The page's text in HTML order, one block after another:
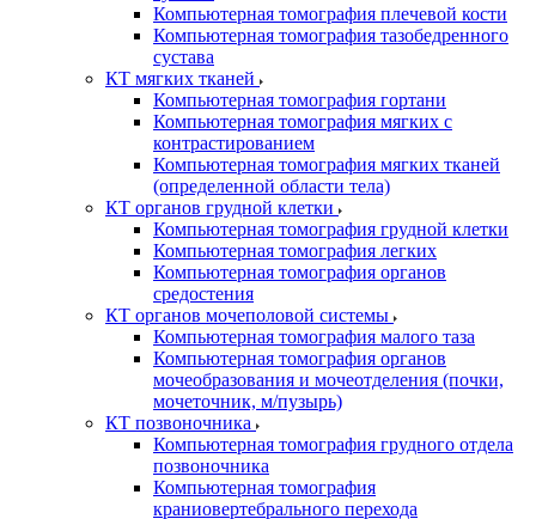
Компьютерная томография плечевой кости
Компьютерная томография тазобедренного
сустава
КТ мягких тканей
Компьютерная томография гортани
Компьютерная томография мягких с
контрастированием
Компьютерная томография мягких тканей
(определенной области тела)
КТ органов грудной клетки
Компьютерная томография грудной клетки
Компьютерная томография легких
Компьютерная томография органов
средостения
КТ органов мочеполовой системы
Компьютерная томография малого таза
Компьютерная томография органов
мочеобразования и мочеотделения (почки,
мочеточник, м/пузырь)
КТ позвоночника
Компьютерная томография грудного отдела
позвоночника
Компьютерная томография
краниовертебрального перехода